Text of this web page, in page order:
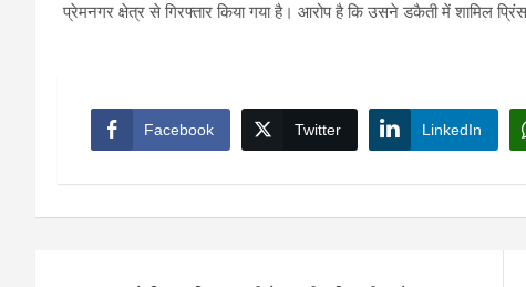
प्रेमनगर क्षेत्र से गिरफ्तार किया गया है। आरोप है कि उसने डकैती में शामिल
Facebook Twitter LinkedIn